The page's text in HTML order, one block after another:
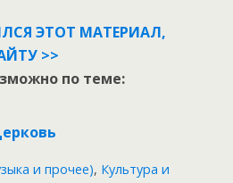
ЭТОТ МАТЕРИАЛ,
>>
по теме:
и прочее), Культура и